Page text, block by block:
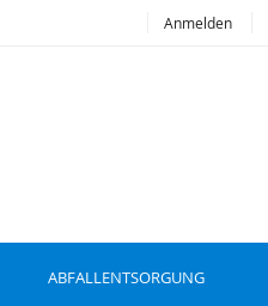
Anmelden
ABFALLENTSORGUNG